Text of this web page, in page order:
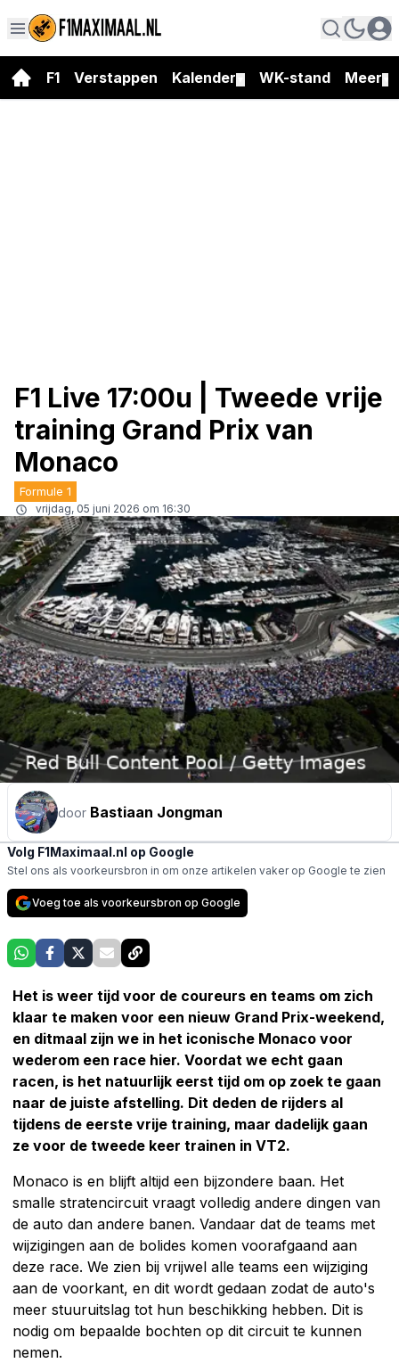
F1 Verstappen Kalender WK-stand Meer
F1 Live 17:00u | Tweede vrije
training Grand Prix van
Monaco
Formule 1
vrijdag, 05 juni 2026 om 16:30
door Bastiaan Jongman
Volg F1Maximaal.nl op Google
Stel ons als voorkeursbron in om onze artikelen vaker op Google te zien
Voeg toe als voorkeursbron op Google
Het is weer tijd voor de coureurs en teams om zich
klaar te maken voor een nieuw Grand Prix-weekend,
en ditmaal zijn we in het iconische Monaco voor
wederom een race hier. Voordat we echt gaan
racen, is het natuurlijk eerst tijd om op zoek te gaan
naar de juiste afstelling. Dit deden de rijders al
tijdens de eerste vrije training, maar dadelijk gaan
ze voor de tweede keer trainen in VT2.
Monaco is en blijft altijd een bijzondere baan. Het
smalle stratencircuit vraagt volledig andere dingen van
de auto dan andere banen. Vandaar dat de teams met
wijzigingen aan de bolides komen voorafgaand aan
deze race. We zien bij vrijwel alle teams een wijziging
aan de voorkant, en dit wordt gedaan zodat de auto's
meer stuuruitslag tot hun beschikking hebben. Dit is
nodig om bepaalde bochten op dit circuit te kunnen
nemen.